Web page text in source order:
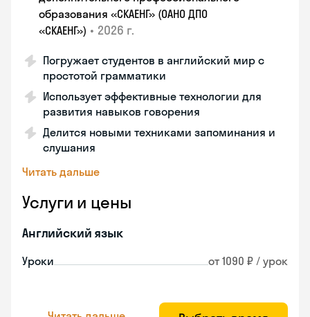
образования «СКАЕНГ» (ОАНО ДПО
«СКАЕНГ») • 2026 г.
Погружает студентов в английский мир с
простотой грамматики
Использует эффективные технологии для
развития навыков говорения
Делится новыми техниками запоминания и
слушания
Читать дальше
Услуги и цены
Английский язык
Уроки от 1090 ₽ / урок